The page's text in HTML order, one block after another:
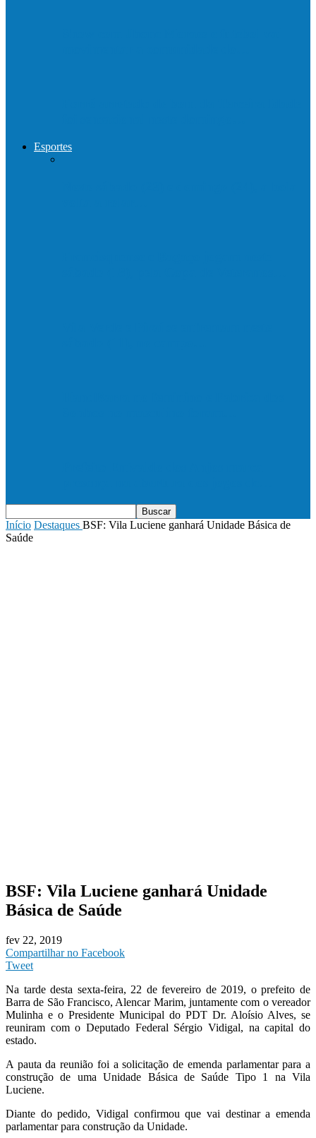
Esportes
Início Destaques BSF: Vila Luciene ganhará Unidade Básica de
Saúde
BSF: Vila Luciene ganhará Unidade
Básica de Saúde
fev 22, 2019
Compartilhar no Facebook
Tweet
Na tarde desta sexta-feira, 22 de fevereiro de 2019, o prefeito de
Barra de São Francisco, Alencar Marim, juntamente com o vereador
Mulinha e o Presidente Municipal do PDT Dr. Aloísio Alves, se
reuniram com o Deputado Federal Sérgio Vidigal, na capital do
estado.
A pauta da reunião foi a solicitação de emenda parlamentar para a
construção de uma Unidade Básica de Saúde Tipo 1 na Vila
Luciene.
Diante do pedido, Vidigal confirmou que vai destinar a emenda
parlamentar para construção da Unidade.